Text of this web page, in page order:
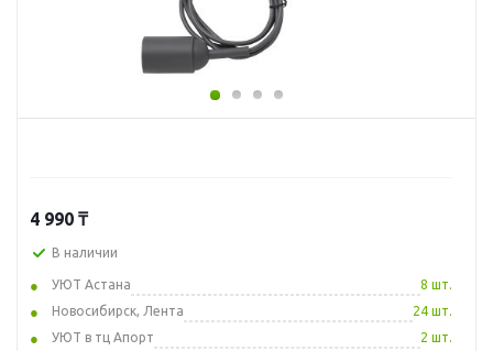
4 990 ₸
В наличии
УЮТ Астана
8 шт.
Новосибирск, Лента
24 шт.
УЮТ в тц Апорт
2 шт.